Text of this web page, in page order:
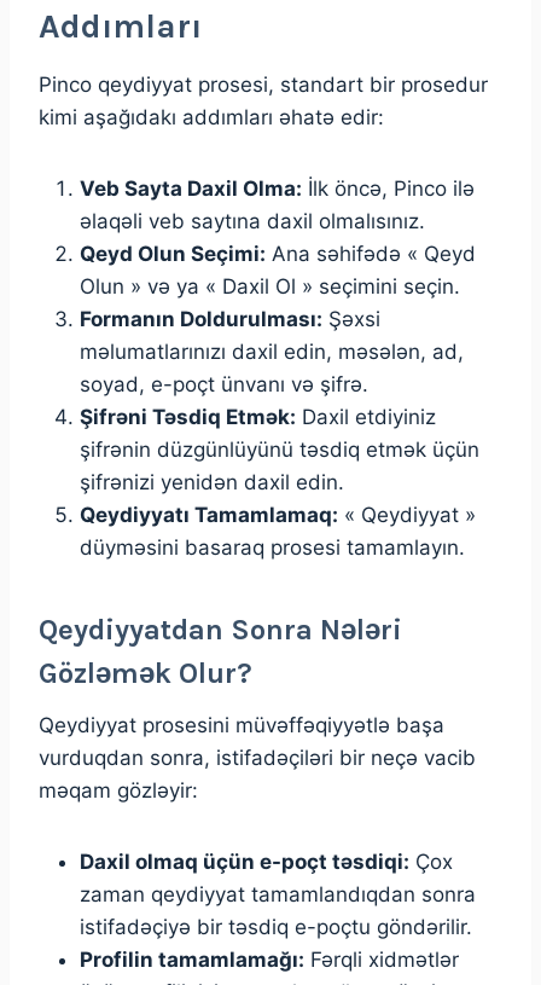
Addımları
Pinco qeydiyyat prosesi, standart bir prosedur
kimi aşağıdakı addımları əhatə edir:
Veb Sayta Daxil Olma: İlk öncə, Pinco ilə
əlaqəli veb saytına daxil olmalısınız.
Qeyd Olun Seçimi: Ana səhifədə « Qeyd
Olun » və ya « Daxil Ol » seçimini seçin.
Formanın Doldurulması: Şəxsi
məlumatlarınızı daxil edin, məsələn, ad,
soyad, e-poçt ünvanı və şifrə.
Şifrəni Təsdiq Etmək: Daxil etdiyiniz
şifrənin düzgünlüyünü təsdiq etmək üçün
şifrənizi yenidən daxil edin.
Qeydiyyatı Tamamlamaq: « Qeydiyyat »
düyməsini basaraq prosesi tamamlayın.
Qeydiyyatdan Sonra Nələri
Gözləmək Olur?
Qeydiyyat prosesini müvəffəqiyyətlə başa
vurduqdan sonra, istifadəçiləri bir neçə vacib
məqam gözləyir:
Daxil olmaq üçün e-poçt təsdiqi: Çox
zaman qeydiyyat tamamlandıqdan sonra
istifadəçiyə bir təsdiq e-poçtu göndərilir.
Profilin tamamlamağı: Fərqli xidmətlər